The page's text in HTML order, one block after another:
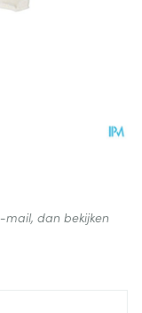
dan bekijken